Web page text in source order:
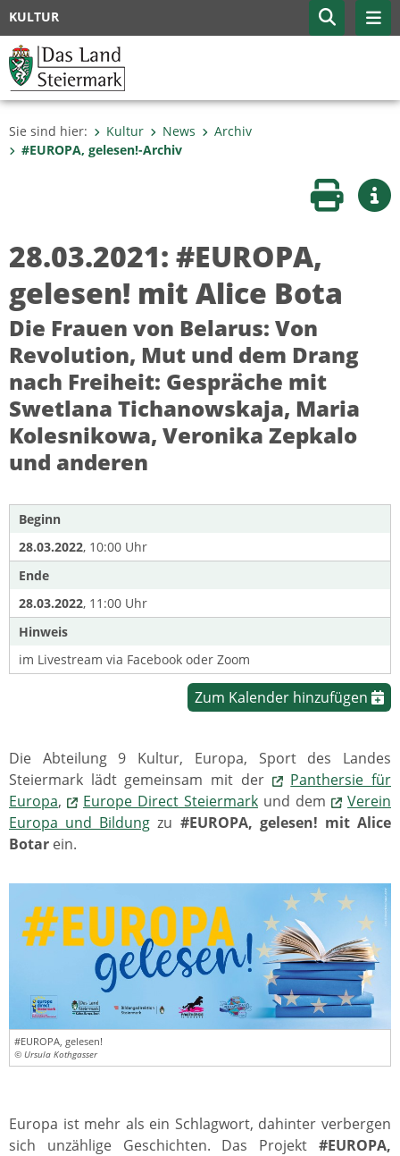
KULTUR
Sie sind hier: Kultur News
Archiv
#EUROPA, gelesen!-Archiv
Seite
28.03.2021: #EUROPA,
gelesen! mit Alice Bota
Die Frauen von Belarus: Von
Revolution, Mut und dem Drang
nach Freiheit: Gespräche mit
Swetlana Tichanowskaja, Maria
Kolesnikowa, Veronika Zepkalo
und anderen
Beginn
28.03.2022, 10:00 Uhr
Ende
28.03.2022, 11:00 Uhr
Hinweis
im Livestream via Facebook oder Zoom
Zum Kalender hinzufügen
Die Abteilung 9 Kultur, Europa, Sport des Landes
Steiermark lädt gemeinsam mit der
Panthersie für
Europa, Europe Direct Steiermark und dem
Verein
Europa und Bildung zu #EUROPA, gelesen! mit Alice
Botar ein.
#EUROPA, gelesen!
© Ursula Kothgasser
Europa ist mehr als ein Schlagwort, dahinter verbergen
sich unzählige Geschichten. Das Projekt #EUROPA,